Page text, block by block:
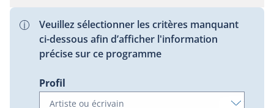
Veuillez sélectionner les critères manquant
ci-dessous afin d’afficher l'information
précise sur ce programme
Profil